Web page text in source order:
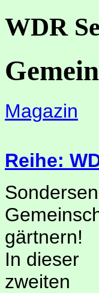
WDR
Magazin
Reihe:
gärtnern!
In dieser
zweiten